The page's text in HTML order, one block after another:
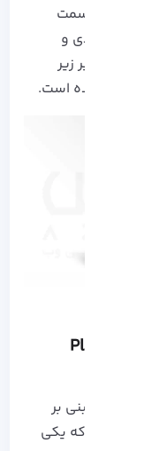
دقیق به سمت
رتبه بندی و
تصویر زیر
منتشر شده است.
6- از دسته بندی استفاده کنید و Playlist
مبنی بر
است که یکی